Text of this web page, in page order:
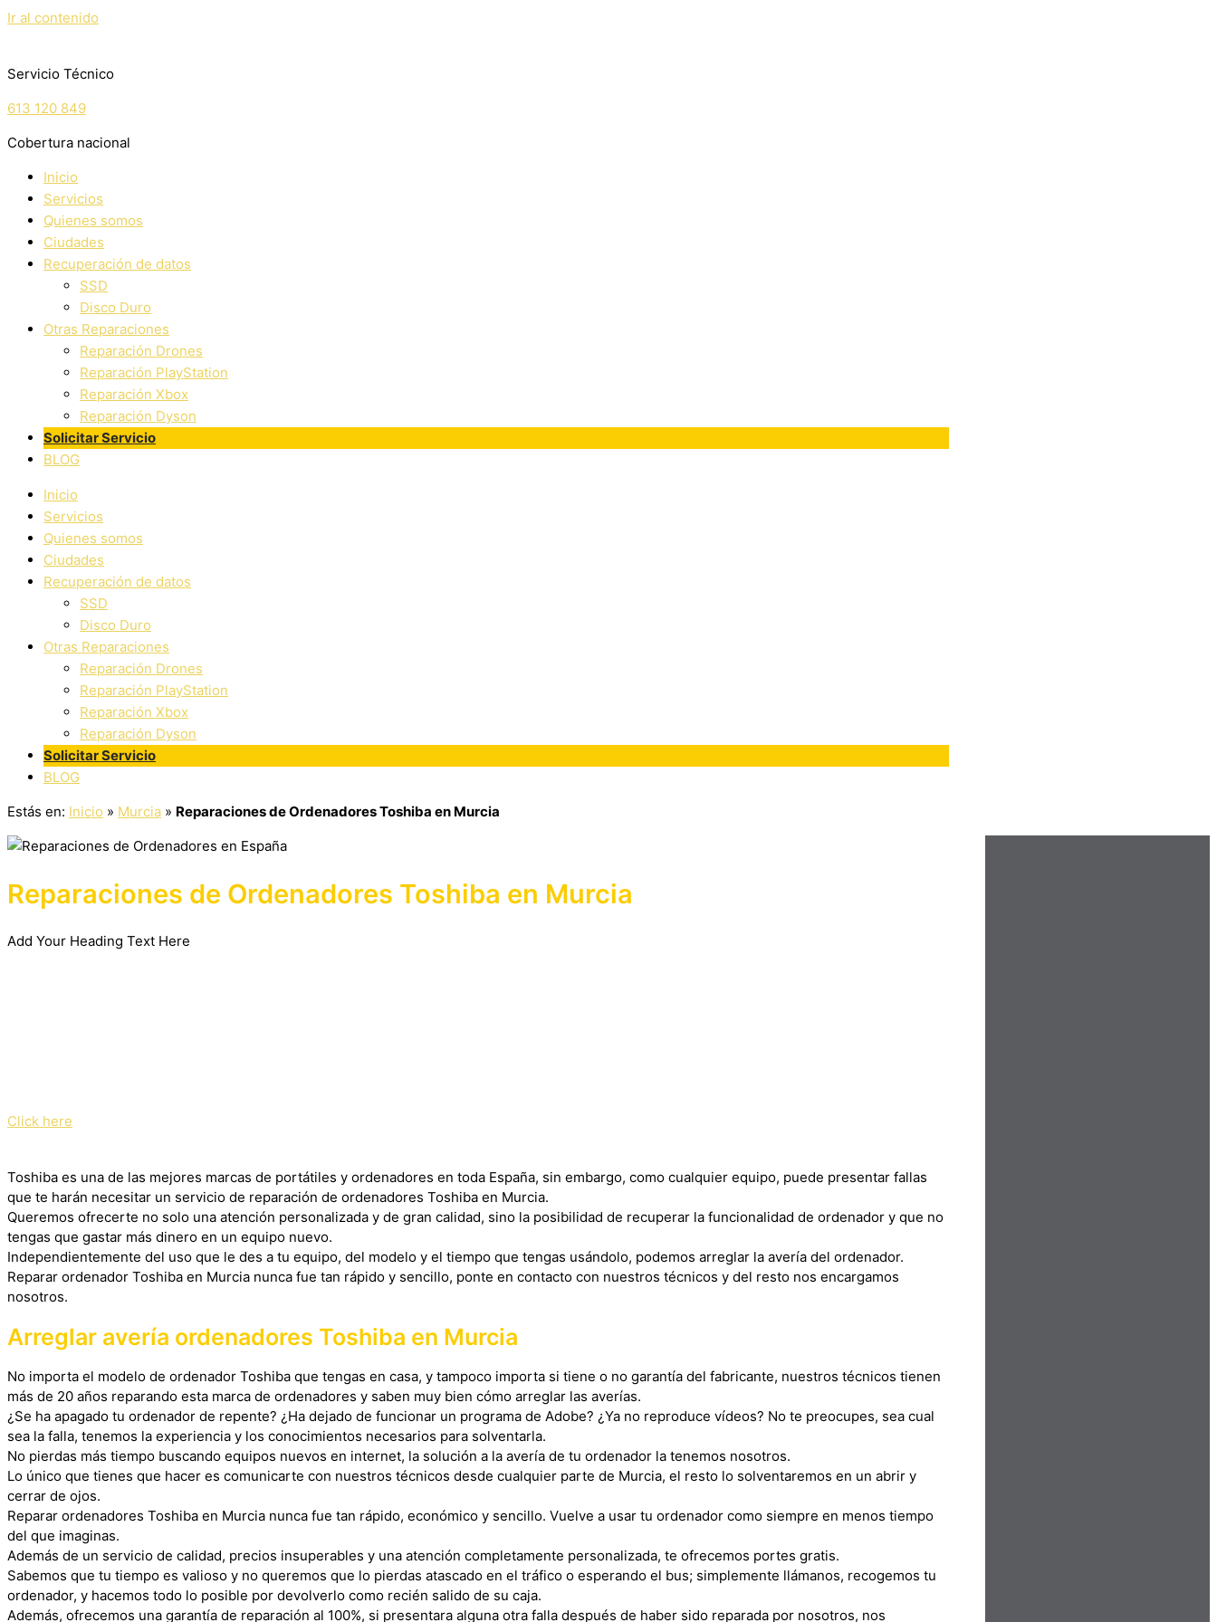
Ir al contenido
Servicio Técnico
613 120 849
Cobertura nacional
Inicio
Servicios
Quienes somos
Ciudades
Recuperación de datos
SSD
Disco Duro
Otras Reparaciones
Reparación Drones
Reparación PlayStation
Reparación Xbox
Reparación Dyson
Solicitar Servicio
BLOG
Inicio
Servicios
Quienes somos
Ciudades
Recuperación de datos
SSD
Disco Duro
Otras Reparaciones
Reparación Drones
Reparación PlayStation
Reparación Xbox
Reparación Dyson
Solicitar Servicio
BLOG
Estás en: Inicio » Murcia » Reparaciones de Ordenadores Toshiba en Murcia
Reparaciones de Ordenadores Toshiba en Murcia
Add Your Heading Text Here
Click here
Toshiba es una de las mejores marcas de portátiles y ordenadores en toda España, sin embargo, como cualquier equipo, puede presentar fallas
que te harán necesitar un servicio de reparación de ordenadores Toshiba en Murcia.
Queremos ofrecerte no solo una atención personalizada y de gran calidad, sino la posibilidad de recuperar la funcionalidad de ordenador y que no
tengas que gastar más dinero en un equipo nuevo.
Independientemente del uso que le des a tu equipo, del modelo y el tiempo que tengas usándolo, podemos arreglar la avería del ordenador.
Reparar ordenador Toshiba en Murcia nunca fue tan rápido y sencillo, ponte en contacto con nuestros técnicos y del resto nos encargamos
nosotros.
Arreglar avería ordenadores Toshiba en Murcia
No importa el modelo de ordenador Toshiba que tengas en casa, y tampoco importa si tiene o no garantía del fabricante, nuestros técnicos tienen
más de 20 años reparando esta marca de ordenadores y saben muy bien cómo arreglar las averías.
¿Se ha apagado tu ordenador de repente? ¿Ha dejado de funcionar un programa de Adobe? ¿Ya no reproduce vídeos? No te preocupes, sea cual
sea la falla, tenemos la experiencia y los conocimientos necesarios para solventarla.
No pierdas más tiempo buscando equipos nuevos en internet, la solución a la avería de tu ordenador la tenemos nosotros.
Lo único que tienes que hacer es comunicarte con nuestros técnicos desde cualquier parte de Murcia, el resto lo solventaremos en un abrir y
cerrar de ojos.
Reparar ordenadores Toshiba en Murcia nunca fue tan rápido, económico y sencillo. Vuelve a usar tu ordenador como siempre en menos tiempo
del que imaginas.
Además de un servicio de calidad, precios insuperables y una atención completamente personalizada, te ofrecemos portes gratis.
Sabemos que tu tiempo es valioso y no queremos que lo pierdas atascado en el tráfico o esperando el bus; simplemente llámanos, recogemos tu
ordenador, y hacemos todo lo posible por devolverlo como recién salido de su caja.
Además, ofrecemos una garantía de reparación al 100%, si presentara alguna otra falla después de haber sido reparada por nosotros, nos